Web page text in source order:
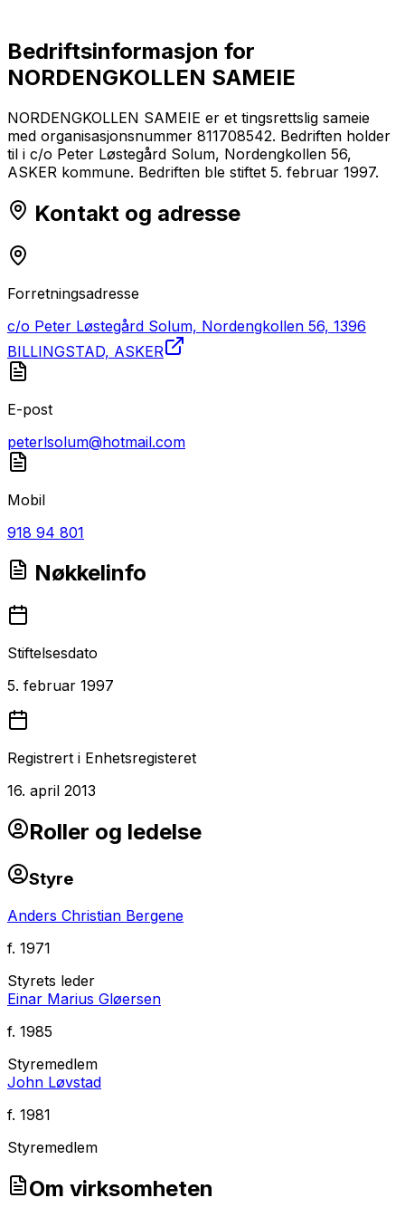
Bedriftsinformasjon for
NORDENGKOLLEN SAMEIE
NORDENGKOLLEN SAMEIE er et tingsrettslig sameie
med organisasjonsnummer 811708542. Bedriften holder
til i c/o Peter Løstegård Solum, Nordengkollen 56,
ASKER kommune. Bedriften ble stiftet 5. februar 1997.
Kontakt og adresse
Forretningsadresse
c/o Peter Løstegård Solum, Nordengkollen 56, 1396
BILLINGSTAD, ASKER
E-post
peterlsolum@hotmail.com
Mobil
918 94 801
Nøkkelinfo
Stiftelsesdato
5. februar 1997
Registrert i Enhetsregisteret
16. april 2013
Roller og ledelse
Styre
Anders Christian Bergene
f. 1971
Styrets leder
Einar Marius Gløersen
f. 1985
Styremedlem
John Løvstad
f. 1981
Styremedlem
Om virksomheten